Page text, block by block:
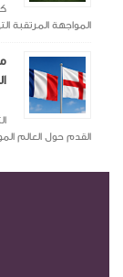
المواجهة المرتقبة
القدم حول العالم